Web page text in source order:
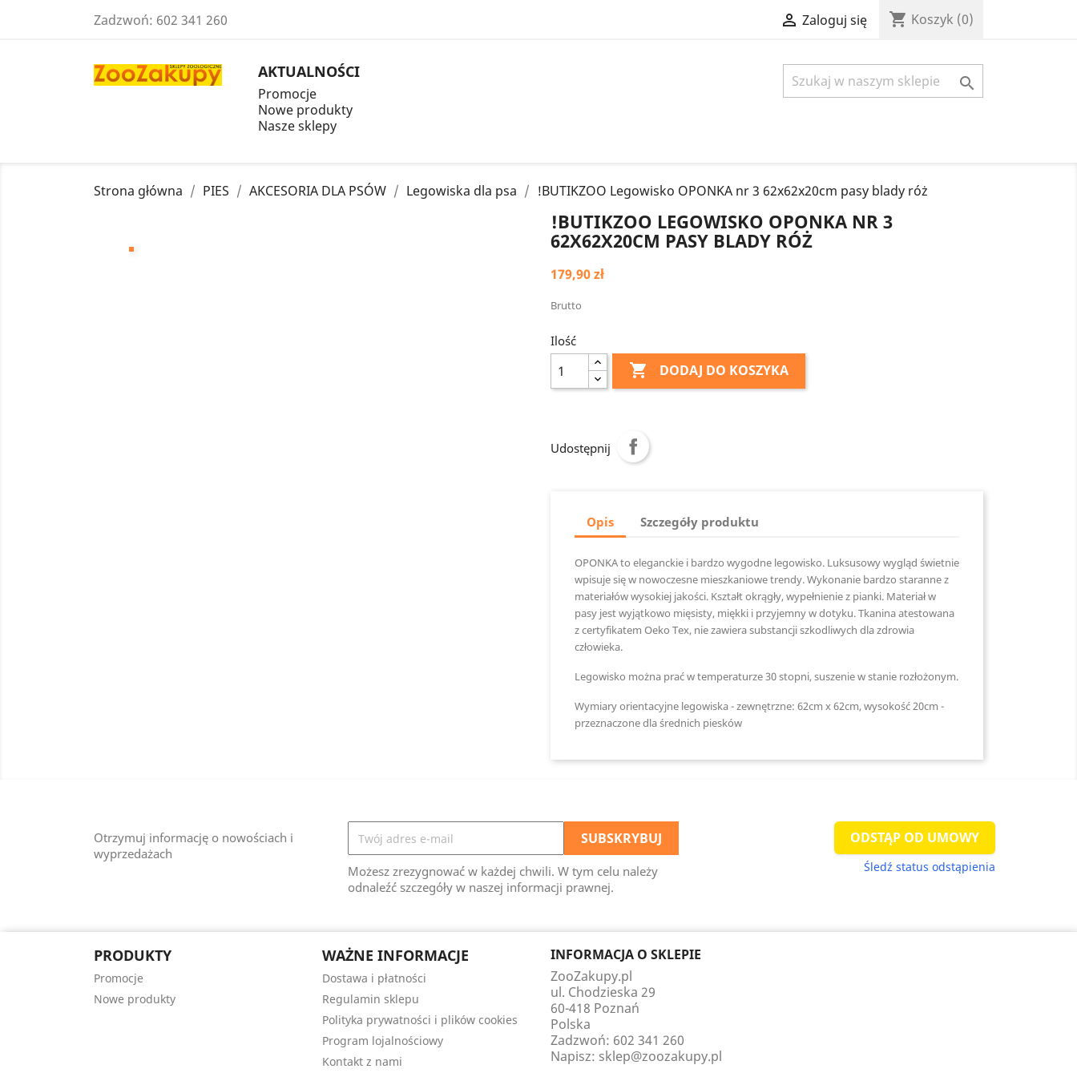
Zadzwoń: 602 341 260  Zaloguj się shopping_cart Koszyk (0)
AKTUALNOŚCI
Promocje
Nowe produkty
Nasze sklepy

Strona główna PIES AKCESORIA DLA PSÓW Legowiska dla psa !BUTIKZOO Legowisko OPONKA nr 3 62x62x20cm pasy blady róż
!BUTIKZOO LEGOWISKO OPONKA NR 3
62X62X20CM PASY BLADY RÓŻ
179,90 zł
Brutto
Ilość
 DODAJ DO KOSZYKA
Udostępnij
Opis Szczegóły produktu
OPONKA to eleganckie i bardzo wygodne legowisko. Luksusowy wygląd świetnie
wpisuje się w nowoczesne mieszkaniowe trendy. Wykonanie bardzo staranne z
materiałów wysokiej jakości. Kształt okrągły, wypełnienie z pianki. Materiał w
pasy jest wyjątkowo mięsisty, miękki i przyjemny w dotyku. Tkanina atestowana
z certyfikatem Oeko Tex, nie zawiera substancji szkodliwych dla zdrowia
człowieka.
Legowisko można prać w temperaturze 30 stopni, suszenie w stanie rozłożonym.
Wymiary orientacyjne legowiska - zewnętrzne: 62cm x 62cm, wysokość 20cm -
przeznaczone dla średnich piesków
Otrzymuj informację o nowościach i
wyprzedażach
Możesz zrezygnować w każdej chwili. W tym celu należy
odnaleźć szczegóły w naszej informacji prawnej.
ODSTĄP OD UMOWY
Śledź status odstąpienia
PRODUKTY
Promocje
Nowe produkty
WAŻNE INFORMACJE
Dostawa i płatności
Regulamin sklepu
Polityka prywatności i plików cookies
Program lojalnościowy
Kontakt z nami
INFORMACJA O SKLEPIE
ZooZakupy.pl
ul. Chodzieska 29
60-418 Poznań
Polska
Zadzwoń: 602 341 260
Napisz: sklep@zoozakupy.pl